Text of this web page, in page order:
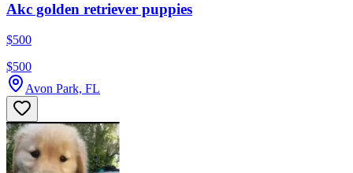
Akc golden retriever puppies
$500
$500
Avon Park, FL